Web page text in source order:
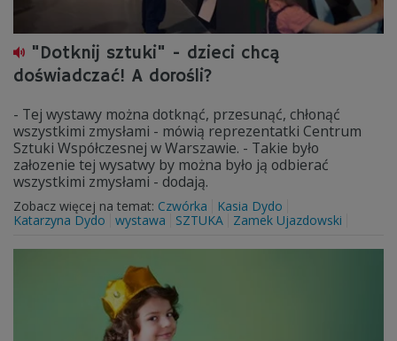
"Dotknij sztuki" - dzieci chcą
doświadczać! A dorośli?
- Tej wystawy można dotknąć, przesunąć, chłonąć
wszystkimi zmysłami - mówią reprezentatki Centrum
Sztuki Współczesnej w Warszawie. - Takie było
załozenie tej wysatwy by można było ją odbierać
wszystkimi zmysłami - dodają.
Zobacz więcej na temat: Czwórka
Kasia Dydo
Katarzyna Dydo
wystawa SZTUKA Zamek Ujazdowski